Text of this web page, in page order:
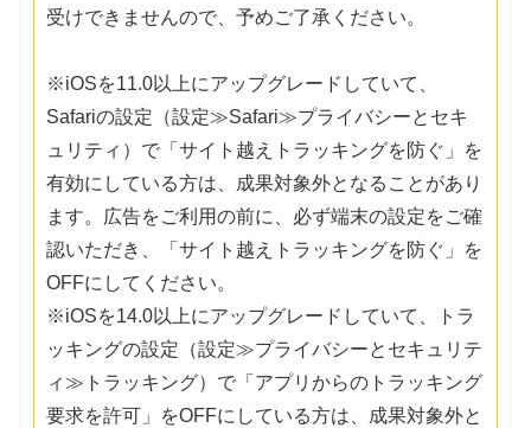
受けできませんので、予めご了承ください。
※iOSを11.0以上にアップグレードしていて、
Safariの設定（設定≫Safari≫プライバシーとセキ
ュリティ）で「サイト越えトラッキングを防ぐ」を
有効にしている方は、成果対象外となることがあり
ます。広告をご利用の前に、必ず端末の設定をご確
認いただき、「サイト越えトラッキングを防ぐ」を
OFFにしてください。
※iOSを14.0以上にアップグレードしていて、トラ
ッキングの設定（設定≫プライバシーとセキュリテ
ィ≫トラッキング）で「アプリからのトラッキング
要求を許可」をOFFにしている方は、成果対象外と